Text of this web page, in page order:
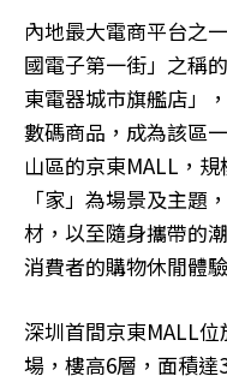
內地最大電商平台之
國電子第一街」之稱
東電器城市旗艦店」
數碼商品，成為該區
山區的京東MALL，
「家」為場景及主題
材，以至隨身攜帶的
消費者的購物休閒體驗
深圳首間京東MALL
場，樓高6層，面積